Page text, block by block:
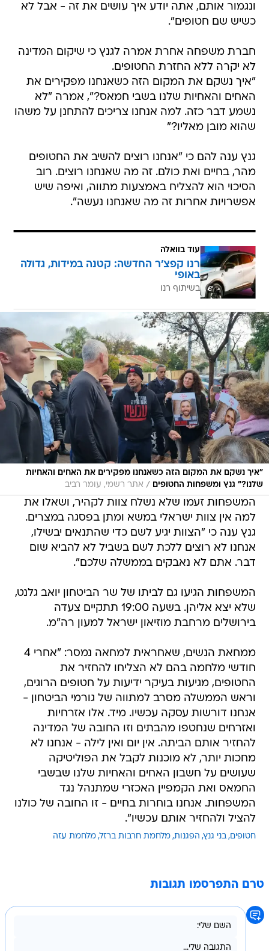
ונגמור אותם, אתה יודע איך עושים את זה - אבל לא
כשיש שם חטופים".
חברת משפחה אחרת אמרה לגנץ כי שיקום המדינה
לא יקרה ללא החזרת החטופים.
"איך נשקם את המקום הזה כשאנחנו מפקירים את
האחים והאחיות שלנו בשבי חמאס?", אמרה "לא
נשמע דבר כזה. למה אנחנו צריכים להתחנן על משהו
שהוא מובן מאליו?"
גנץ ענה להם כי "אנחנו רוצים להשיב את החטופים
מהר, בחיים ואת כולם. זה מה שאנחנו רוצים. רוב
הסיכוי הוא להצליח באמצעות מתווה, ואיפה שיש
אפשרויות אחרות זה מה שאנחנו נעשה".
עוד בוואלה
רנו קפצ'ר החדשה: קטנה במידות, גדולה
באופי
בשיתוף רנו
"איך נשקם את המקום הזה כשאנחנו מפקירים את האחים והאחיות
שלנו?" גנץ ומשפחות החטופים
/ אתר רשמי, עומר רביב
המשפחות זעמו שלא נשלח צוות לקהיר, ושאלו את
למה אין צוות ישראלי במשא ומתן בפסגה במצרים.
גנץ ענה כי "הצוות יגיע לשם כדי שהתנאים יבשילו,
אנחנו לא רוצים ללכת לשם בשביל לא להביא שום
דבר. אתם לא נאבקים בממשלה שלכם".
המשפחות הגיעו גם לביתו של שר הביטחון יואב גלנט,
שלא יצא אליהן. בשעה 19:00 תתקיים צעדה
בירושלים מרחבת מוזיאון ישראל למעון רה"מ.
ממחאת הנשים, שאחראית למחאה נמסר: "אחרי 4
חודשי מלחמה בהם לא הצליחו להחזיר את
החטופים, מגיעות בעיקר ידיעות על חטופים הרוגים,
וראש הממשלה מסרב למתווה של גורמי הביטחון -
אנחנו דורשות עסקה עכשיו. מיד. אלו אזרחיות
ואזרחים שנחטפו מהבתים וזו החובה של המדינה
להחזיר אותם הביתה. אין יום ואין לילה - אנחנו לא
מחכות יותר, לא מוכנות לקבל את הפוליטיקה
שעושים על חשבון האחים והאחיות שלנו שבשבי
החמאס ואת הקמפיין האכזרי שמתנהל נגד
המשפחות. אנחנו בוחרות בחיים - זו החובה של כולנו
להציל ולהחזיר אותם עכשיו".
חטופים בני גנץ הפגנות מלחמת חרבות ברזל מלחמת עזה
טרם התפרסמו תגובות